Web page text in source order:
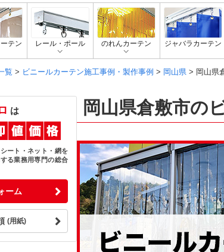
テン レール・ポール のれんカーテン ジャバラカーテン
覧 > ビニールカーテン施工事例・製作事例 > 岡山県 > 岡山県
岡山県倉敷市の
は
ート・ネット・網を
る業務用専門の総合
ーム
(用紙)